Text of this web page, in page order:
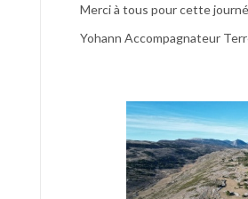
Merci à tous pour cette
Yohann Accompagnateur